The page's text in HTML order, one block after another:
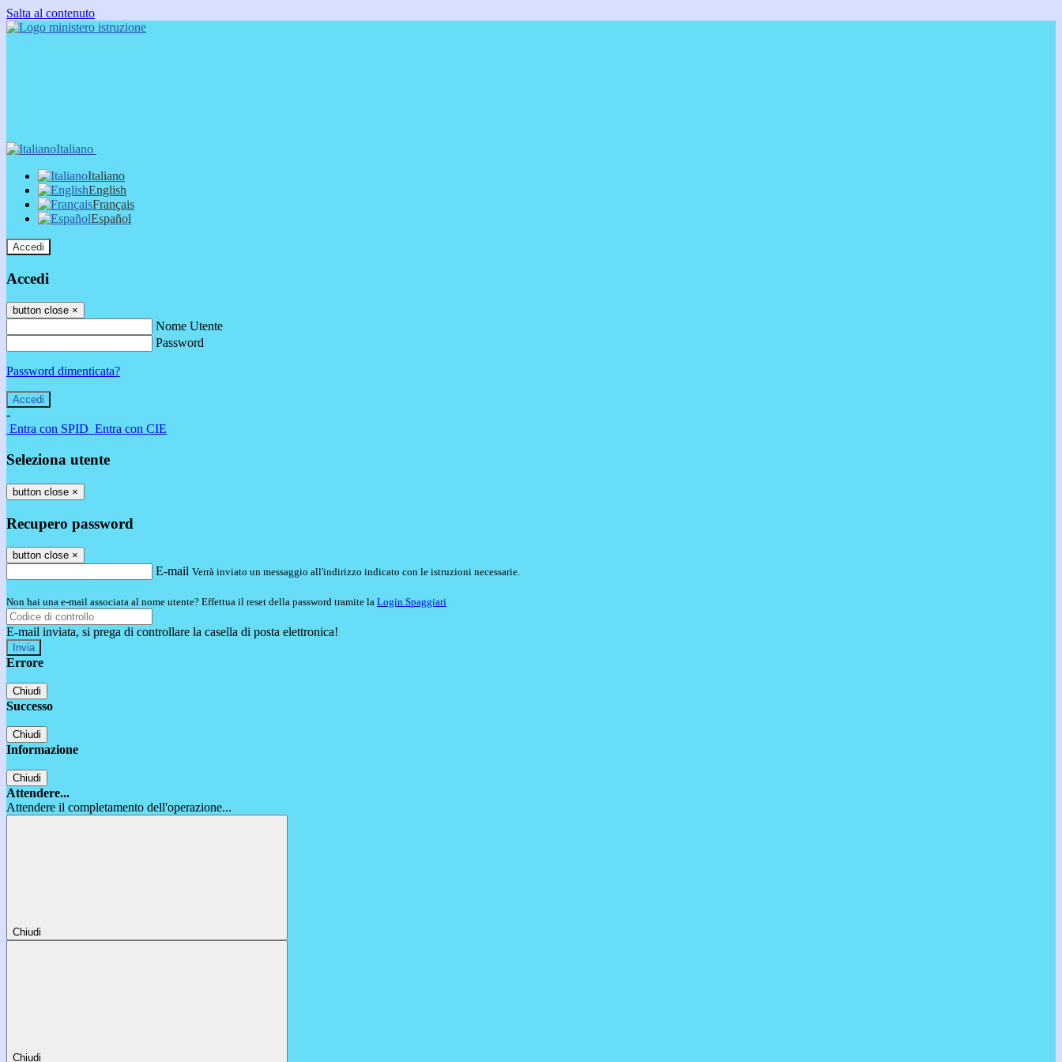
Salta al contenuto
Italiano
Italiano
English
Français
Español
Accedi
Accedi
button close ×
Nome Utente
Password
Password dimenticata?
-
Entra con SPID Entra con CIE
Seleziona utente
button close ×
Recupero password
button close ×
E-mail Verrà inviato un messaggio all'indirizzo indicato con le istruzioni necessarie.
Non hai una e-mail associata al nome utente? Effettua il reset della password tramite la Login Spaggiari
E-mail inviata, si prega di controllare la casella di posta elettronica!
Errore
Chiudi
Successo
Chiudi
Informazione
Chiudi
Attendere...
Attendere il completamento dell'operazione...
Chiudi
Chiudi